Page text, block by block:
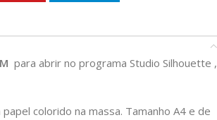
para abrir no programa Studio Silhouette ,
colorido na massa. Tamanho A4 e de